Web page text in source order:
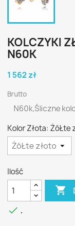
KOLCZYKI
N60K
1 562 zł
Brutto
N60k,Śliczne
Kolor Złota: ŻóŁte
Ilość

 .